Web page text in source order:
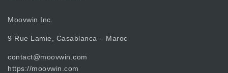
Moovwin Inc.
9 Rue Lamie, Casablanca – Maroc
contact@moovwin.com
https://moovwin.com